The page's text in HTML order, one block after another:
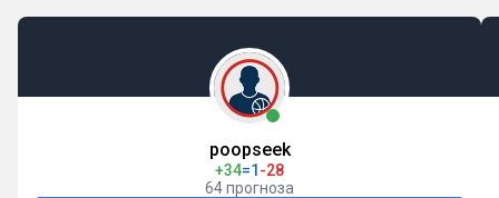
poopseek
+34=1 -28
64 прогноза